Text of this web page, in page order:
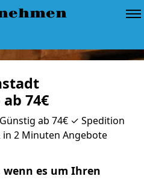
74€
ab 74€ ✓ Spedition
2 Minuten Angebote
es um Ihren